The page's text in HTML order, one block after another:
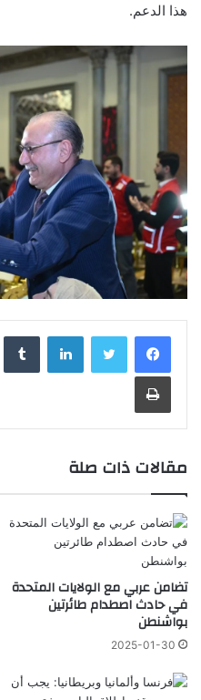
هذا الدعم.
لينكدإن
مقالات ذات صلة
تضامن عربي مع الولايات المتحدة
في حادث اصطدام طائرتين
بواشنطن
2025-01-30